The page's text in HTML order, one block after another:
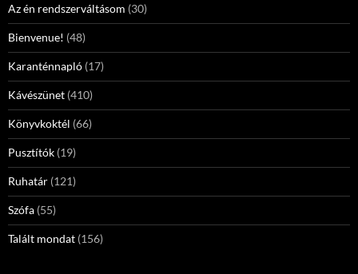
Az én rendszerváltásom (30)
Bienvenue! (48)
Karanténnapló (17)
Kávészünet (410)
Könyvkoktél (66)
Pusztítók (19)
Ruhatár (121)
Szófa (55)
Talált mondat (156)